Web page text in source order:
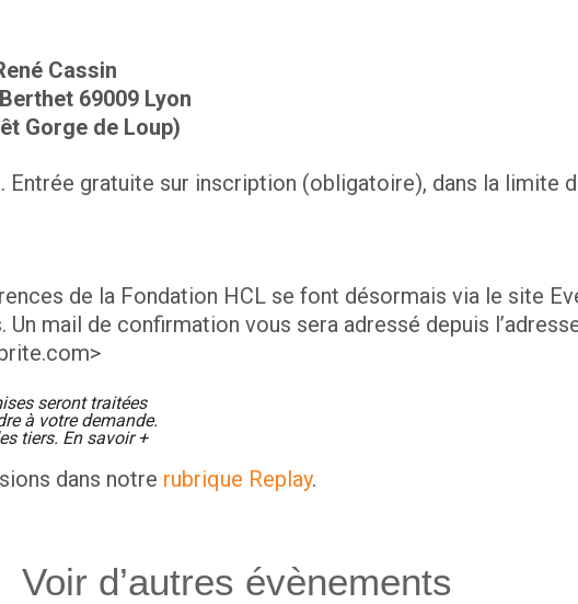
Cassin
69009 Lyon
Gorge de Loup)
Entrée gratuite sur inscription (obligatoire), dans la limite
de la Fondation HCL se font désormais via le site
mail de confirmation vous sera adressé depuis
seront traitées
à votre demande.
tiers. En savoir +
dans notre rubrique Replay.
Voir d’autres évènements